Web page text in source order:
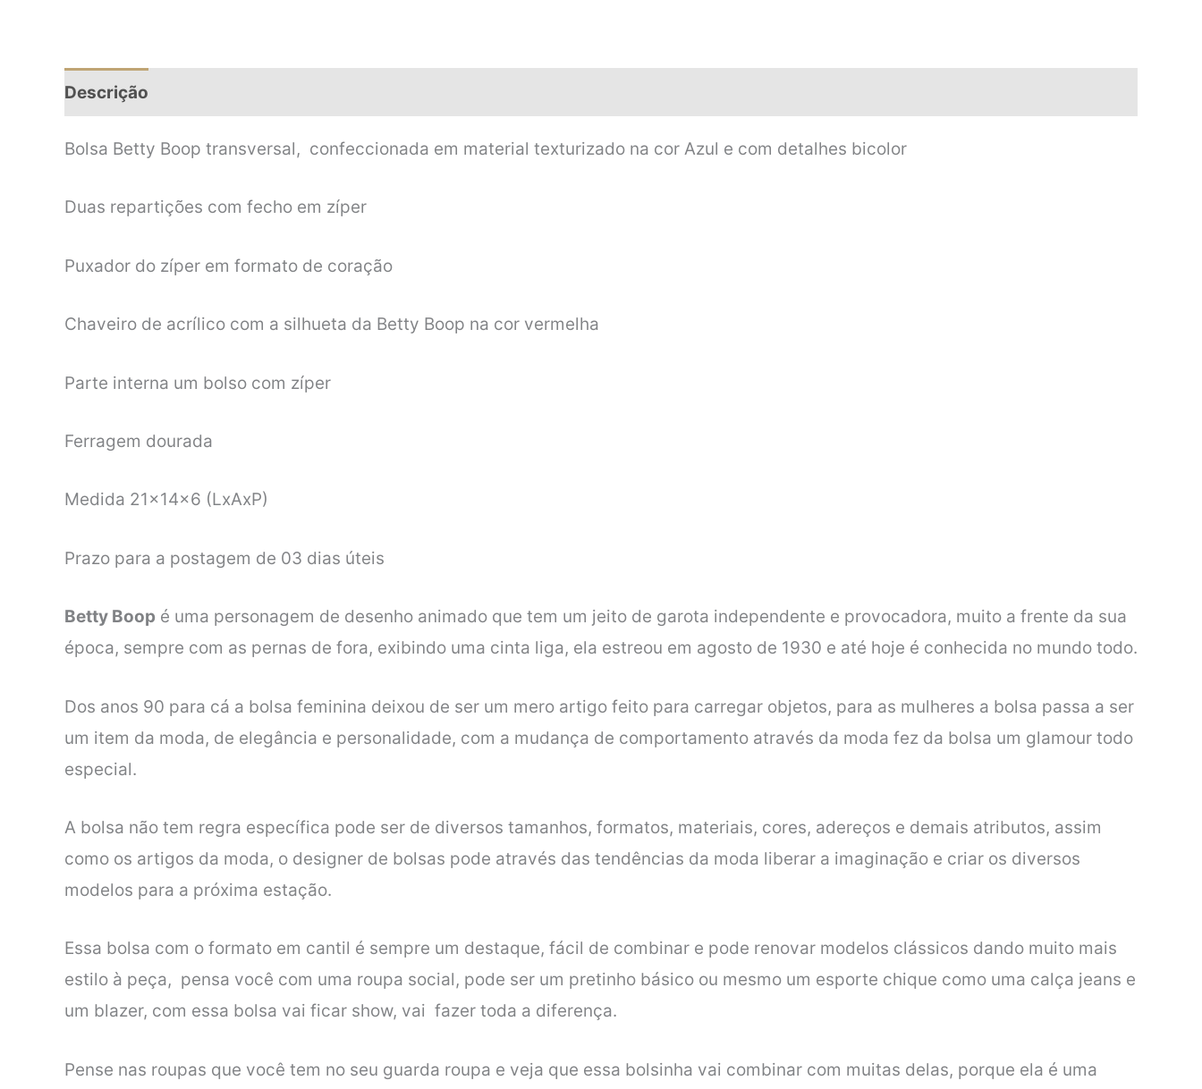
Descrição
Bolsa Betty Boop transversal, confeccionada em material texturizado na cor Azul e com detalhes bicolor
Duas repartições com fecho em zíper
Puxador do zíper em formato de coração
Chaveiro de acrílico com a silhueta da Betty Boop na cor vermelha
Parte interna um bolso com zíper
Ferragem dourada
Medida 21x14x6 (LxAxP)
Prazo para a postagem de 03 dias úteis
Betty Boop é uma personagem de desenho animado que tem um jeito de garota independente e provocadora, muito a frente da sua
época, sempre com as pernas de fora, exibindo uma cinta liga, ela estreou em agosto de 1930 e até hoje é conhecida no mundo todo.
Dos anos 90 para cá a bolsa feminina deixou de ser um mero artigo feito para carregar objetos, para as mulheres a bolsa passa a ser
um item da moda, de elegância e personalidade, com a mudança de comportamento através da moda fez da bolsa um glamour todo
especial.
A bolsa não tem regra específica pode ser de diversos tamanhos, formatos, materiais, cores, adereços e demais atributos, assim
como os artigos da moda, o designer de bolsas pode através das tendências da moda liberar a imaginação e criar os diversos
modelos para a próxima estação.
Essa bolsa com o formato em cantil é sempre um destaque, fácil de combinar e pode renovar modelos clássicos dando muito mais
estilo à peça, pensa você com uma roupa social, pode ser um pretinho básico ou mesmo um esporte chique como uma calça jeans e
um blazer, com essa bolsa vai ficar show, vai fazer toda a diferença.
Pense nas roupas que você tem no seu guarda roupa e veja que essa bolsinha vai combinar com muitas delas, porque ela é uma